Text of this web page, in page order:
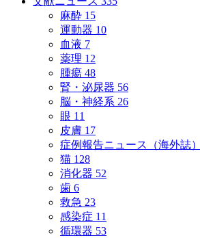
麻酔 15
運動器 10
血液 7
薬理 12
腫瘍 48
腎・泌尿器 56
脳・神経系 26
眼 11
皮膚 17
症例報告ニュース（海外誌）
猫 128
消化器 52
歯 6
救急 23
感染症 11
循環器 53